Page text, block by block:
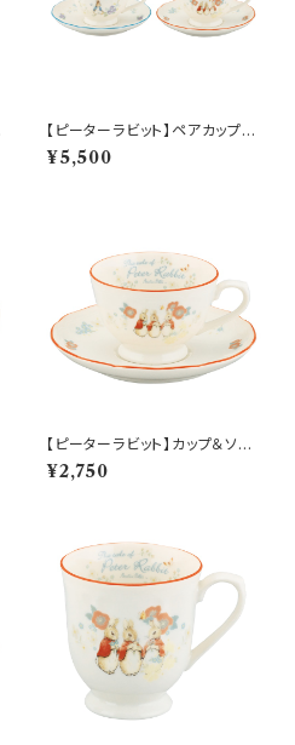
【ピーターラビット】ペアカップ＆
ソーサーセット【PR650】 PR65
0-1
¥5,500
【ピーターラビット】カップ＆ソー
サー(シスターズ)【PR650】 PR
652-28
¥2,750